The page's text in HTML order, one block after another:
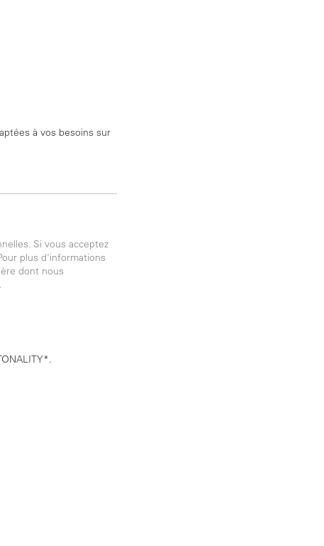
à vos besoins sur
Si vous acceptez
plus d'informations
dont nous